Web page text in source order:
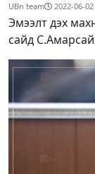
UBn team 2022-06-
Эмээлт дэх
сайд